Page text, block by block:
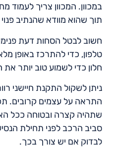
במכוון. המכוון צריך לעמוד
תוך שהוא מוודא שהנתיב
חשוב לבטל הסחות דעת
טלפון, כדי להתרכז באופן
חלון כדי לשמוע טוב יותר
ניתן לשקול התקנת חיישני
התראה על עצמים קרובים.
שתהיה קצרה ובטוחה ככל
סביב הרכב לפני תחילת
לבדוק אם יש צורך בכך.